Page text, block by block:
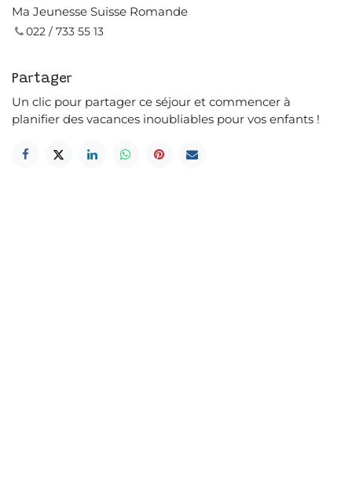
Ma Jeunesse Suisse Romande
022 / 733 55 13
Partager
Un clic pour partager ce séjour et commencer à
planifier des vacances inoubliables pour vos enfants !